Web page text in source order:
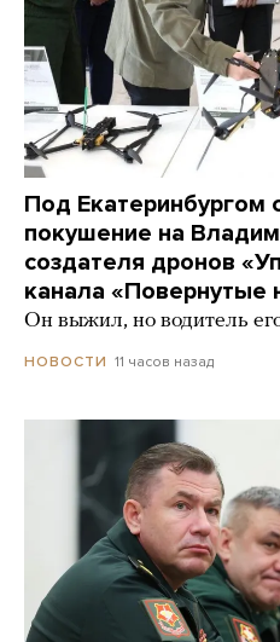
Под Екатеринбургом
покушение на
создателя дронов
канала «Повернутые
Он выжил, но водитель
НОВОСТИ 11 часов назад